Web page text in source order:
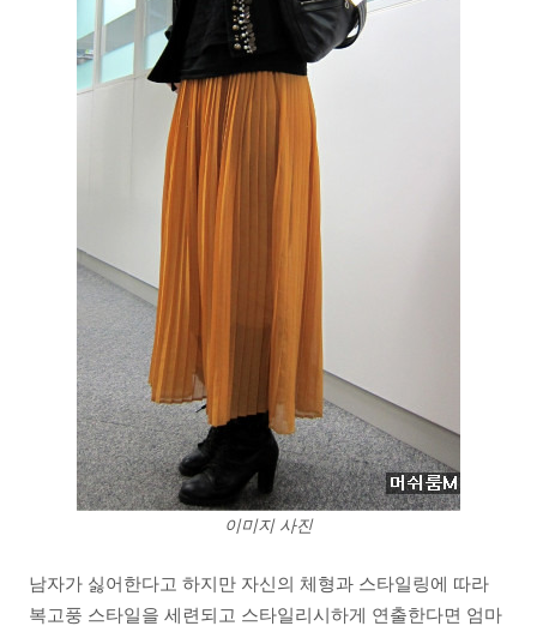
이미지 사진
남자가 싫어한다고 하지만 자신의 체형과 스타일링에 따라
복고풍 스타일을 세련되고 스타일리시하게 연출한다면 엄마